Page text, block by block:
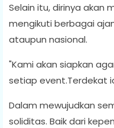
Selain itu, dirinya akan
mengikuti berbagai
ataupun nasional.
"Kami akan siapkan
setiap event.Terdekat
Dalam mewujudkan
soliditas. Baik dari